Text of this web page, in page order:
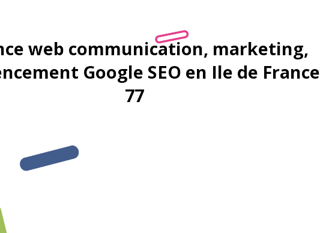
web communication, marketing,
Google SEO en Ile de France
77